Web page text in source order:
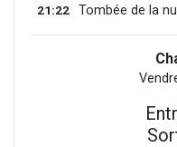
21:22 Tombée de la